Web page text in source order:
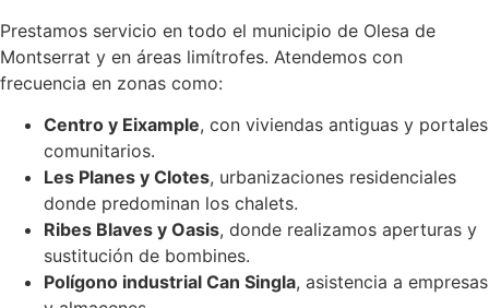
Prestamos servicio en todo el municipio de Olesa de
Montserrat y en áreas limítrofes. Atendemos con
frecuencia en zonas como:
Centro y Eixample, con viviendas antiguas y portales
comunitarios.
Les Planes y Clotes, urbanizaciones residenciales
donde predominan los chalets.
Ribes Blaves y Oasis, donde realizamos aperturas y
sustitución de bombines.
Polígono industrial Can Singla, asistencia a empresas